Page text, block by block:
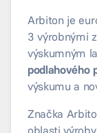
Arbiton je
3 výrobnými
výskumným
podlahového
výskumu a
Značka
oblasti